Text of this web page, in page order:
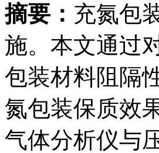
摘要： 充氮包
施。本文通过
包装材料阻隔
氮包装保质效
气体分析仪与